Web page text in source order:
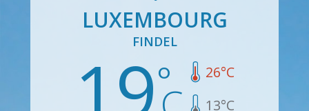
LUXEMBOURG
FINDEL
19 26°C
13°C